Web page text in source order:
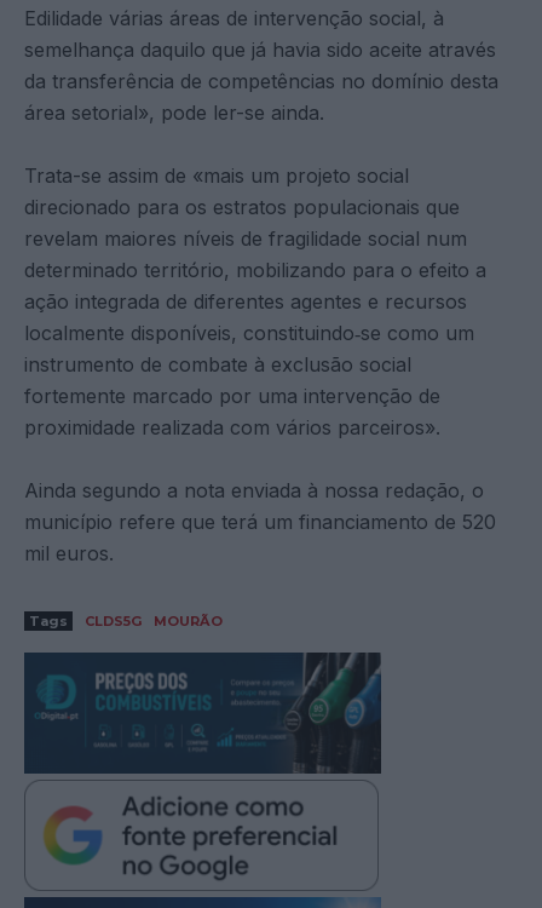
Edilidade várias áreas de intervenção social, à
semelhança daquilo que já havia sido aceite através
da transferência de competências no domínio desta
área setorial», pode ler-se ainda.
Trata-se assim de «mais um projeto social
direcionado para os estratos populacionais que
revelam maiores níveis de fragilidade social num
determinado território, mobilizando para o efeito a
ação integrada de diferentes agentes e recursos
localmente disponíveis, constituindo‐se como um
instrumento de combate à exclusão social
fortemente marcado por uma intervenção de
proximidade realizada com vários parceiros».
Ainda segundo a nota enviada à nossa redação, o
município refere que terá um financiamento de 520
mil euros.
Tags CLDS5G MOURÃO